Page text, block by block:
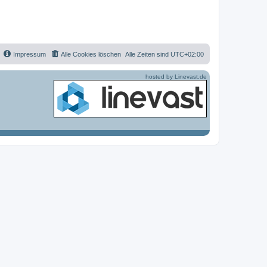
Alle Zeiten sind UTC+02:00
Alle Cookies löschen
Impressum
hosted by Linevast.de